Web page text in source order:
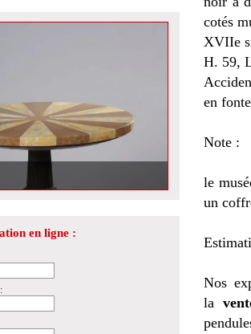
en ligne :
cotés
XVIIe
H. 59,
en
Note :
le
un
Nos
la